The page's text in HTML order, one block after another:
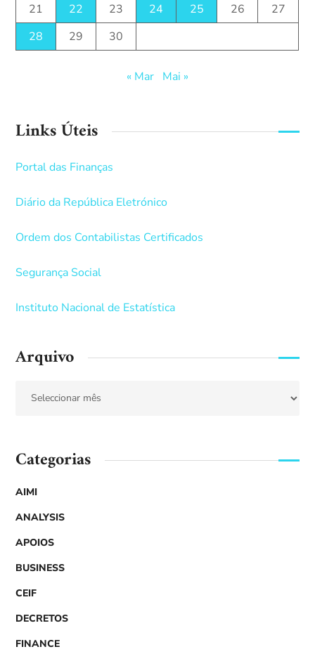
21
22 23 24 25 26
27
28
29 30
« Mar Mai »
Links Úteis
Portal das Finanças
Diário da República Eletrónico
Ordem dos Contabilistas Certificados
Segurança Social
Instituto Nacional de Estatística
Arquivo
Categorias
AIMI
ANALYSIS
APOIOS
BUSINESS
CEIF
DECRETOS
FINANCE